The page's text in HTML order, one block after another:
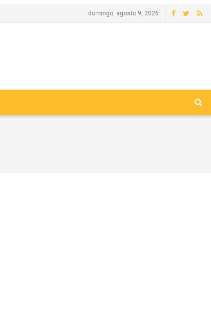
domingo, agosto 9, 2026